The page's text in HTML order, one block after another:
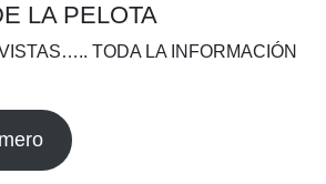
LA PELOTA
TODA LA INFORMACIÓN